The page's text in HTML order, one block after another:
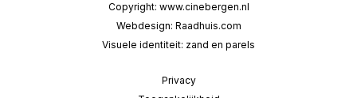
Copyright: www.cinebergen.nl
Webdesign: Raadhuis.com
Visuele identiteit: zand en parels
Privacy